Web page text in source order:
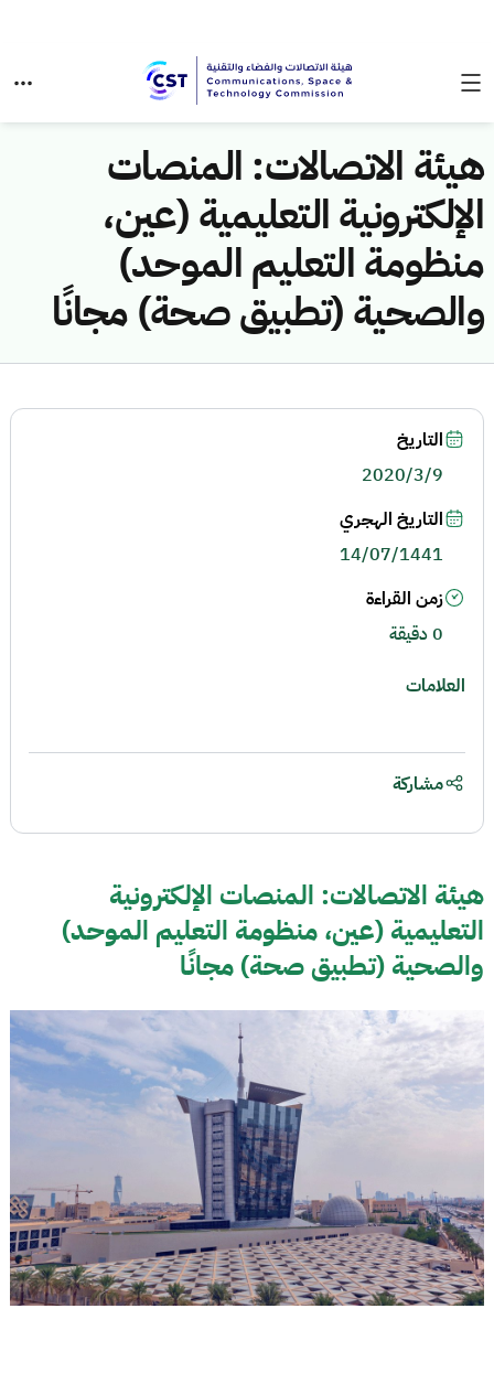
هيئة الاتصالات: المنصات
الإلكترونية التعليمية (عين،
منظومة التعليم الموحد)
والصحية (تطبيق صحة) مجانًا
هيئة الاتصالات: المنصات الإلكترونية
التعليمية (عين، منظومة التعليم الموحد)
والصحية (تطبيق صحة) مجانًا
التاريخ
2020/3/9
التاريخ الهجري
14/07/1441
زمن القراءة
0 دقيقة
العلامات
مشاركة